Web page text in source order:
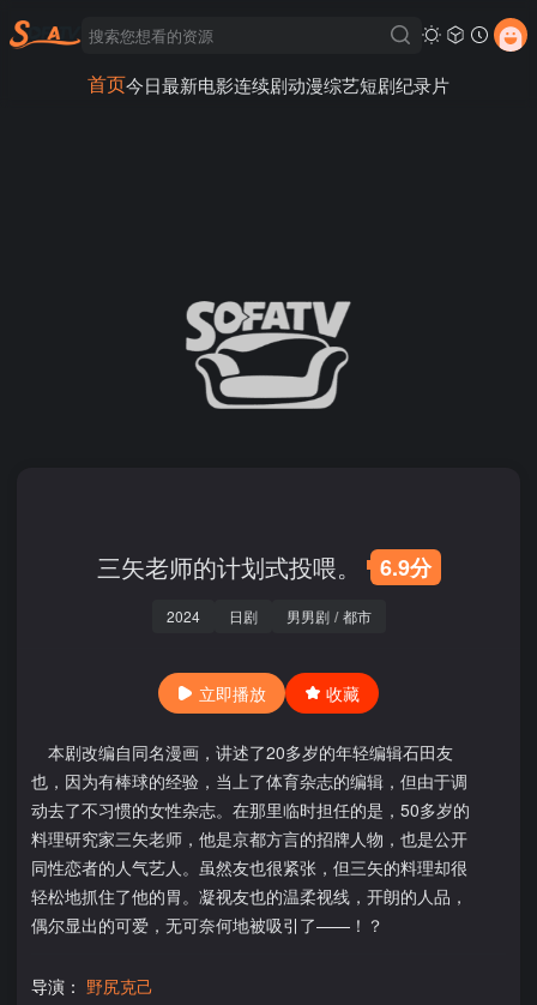
首页今日最新电影连续剧动漫综艺短剧纪录片
三矢老师的计划式投喂。 6.9分
2024 日剧 男男剧 / 都市
立即播放 收藏
本剧改编自同名漫画，讲述了20多岁的年轻编辑石田友
也，因为有棒球的经验，当上了体育杂志的编辑，但由于调
动去了不习惯的女性杂志。在那里临时担任的是，50多岁的
料理研究家三矢老师，他是京都方言的招牌人物，也是公开
同性恋者的人气艺人。虽然友也很紧张，但三矢的料理却很
轻松地抓住了他的胃。凝视友也的温柔视线，开朗的人品，
偶尔显出的可爱，无可奈何地被吸引了——！？
导演： 野尻克己